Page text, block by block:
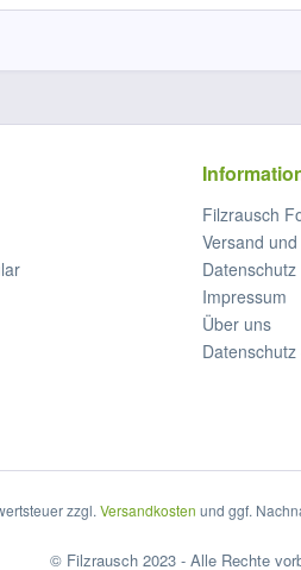
Filzrausch
Versand
Datenschutz
Impressum
Über uns
zzgl. Versandkosten und ggf.
© Filzrausch 2023 - Alle Rechte